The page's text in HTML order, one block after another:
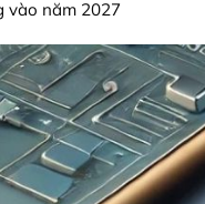
vào năm 2027